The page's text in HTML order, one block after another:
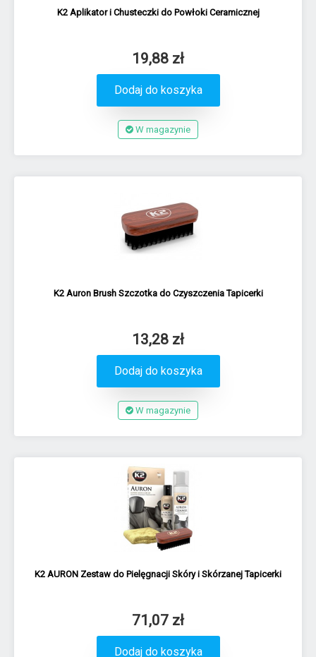
K2 Aplikator i Chusteczki do Powłoki Ceramicznej
19,88 zł
Dodaj do koszyka
W magazynie
K2 Auron Brush Szczotka do Czyszczenia Tapicerki
13,28 zł
Dodaj do koszyka
W magazynie
K2 AURON Zestaw do Pielęgnacji Skóry i Skórzanej Tapicerki
71,07 zł
Dodaj do koszyka